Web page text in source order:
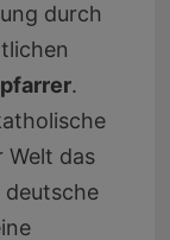
durch
.
Welt das
deutsche